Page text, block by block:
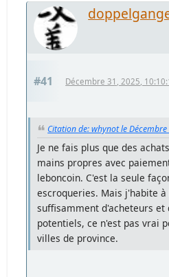
#41 Décembre 31, 2025,
Citation de: whynot le
Je ne fais plus que des
mains propres avec
leboncoin. C'est la seule
escroqueries. Mais j'habite à
suffisamment d'acheteurs et
potentiels, ce n'est pas vrai
villes de province.